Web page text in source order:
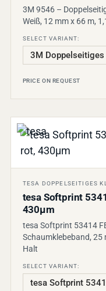
3M 9546 –
Weiß, 12 mm x 66 m,
SELECT VARIANT:
PRICE ON REQUEST
TESA DOPPELSEITIGES
tesa Softprint
430µm
tesa Softprint 53414
Schaumklebeband, 25
Halt
SELECT VARIANT: